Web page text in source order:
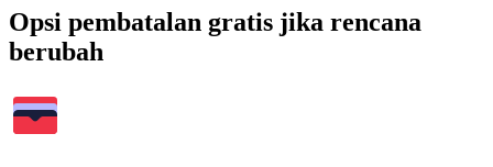
Opsi pembatalan gratis jika rencana
berubah